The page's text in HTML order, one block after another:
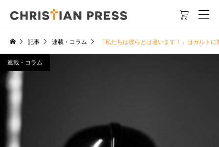

記事 連載・コラム 「私たちは彼らとは違います！」はカルト
連載・コラム